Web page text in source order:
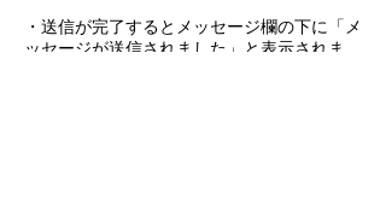
・送信が完了するとメッセージ欄の下に「メ
ッセージが送信されました」と表示されま